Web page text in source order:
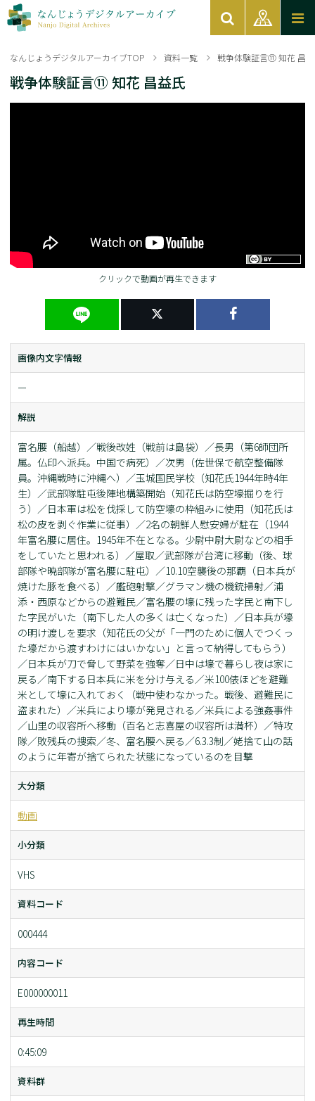
なんじょうデジタルアーカイブTOP 資料一覧 戦争体験証言⑪ 知花 昌
戦争体験証言⑪ 知花 昌益氏
クリックで動画が再生できます
画像内文字情報
ー
解説
富名腰（船越）／戦後改姓（戦前は島袋）／長男（第6師団所
属。仏印へ派兵。中国で病死）／次男（佐世保で航空整備隊
員。沖縄戦時に沖縄へ）／玉城国民学校（知花氏1944年時4年
生）／武部隊駐屯後陣地構築開始（知花氏は防空壕掘りを行
う）／日本軍は松を伐採して防空壕の枠組みに使用（知花氏は
松の皮を剥ぐ作業に従事）／2名の朝鮮人慰安婦が駐在（1944
年富名腰に居住。1945年不在となる。少尉中尉大尉などの相手
をしていたと思われる）／屋取／武部隊が台湾に移動（後、球
部隊や暁部隊が富名腰に駐屯）／10.10空襲後の那覇（日本兵が
焼けた豚を食べる）／艦砲射撃／グラマン機の機銃掃射／浦
添・西原などからの避難民／富名腰の壕に残った字民と南下し
た字民がいた（南下した人の多くは亡くなった）／日本兵が壕
の明け渡しを要求（知花氏の父が「一門のために個人でつくっ
た壕だから渡すわけにはいかない」と言って納得してもらう）
／日本兵が刀で脅して野菜を強奪／日中は壕で暮らし夜は家に
戻る／南下する日本兵に米を分け与える／米100俵ほどを避難
米として壕に入れておく（戦中使わなかった。戦後、避難民に
盗まれた）／米兵により壕が発見される／米兵による強姦事件
／山里の収容所へ移動（百名と志喜屋の収容所は満杯）／特攻
隊／敗残兵の捜索／冬、富名腰へ戻る／6.3.3制／姥捨て山の話
のように年寄が捨てられた状態になっているのを目撃
大分類
動画
小分類
VHS
資料コード
000444
内容コード
E000000011
再生時間
0:45:09
資料群